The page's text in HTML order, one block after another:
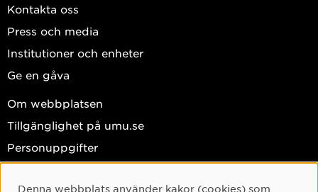
Kontakta oss
Press och media
Institutioner och enheter
Ge en gåva
Om webbplatsen
Tillgänglighet på umu.se
Personuppgifter
Denna webbplats använder kakor (cookies) som